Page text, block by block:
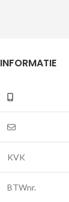
INFORMATIE
KVK
BTWnr.